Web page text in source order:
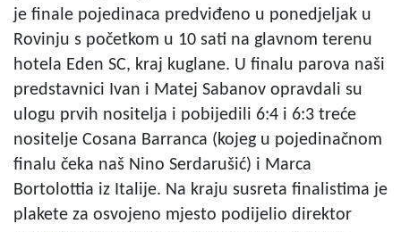
je finale pojedinaca predviđeno u ponedjeljak u
Rovinju s početkom u 10 sati na glavnom terenu
hotela Eden SC, kraj kuglane. U finalu parova naši
predstavnici Ivan i Matej Sabanov opravdali su
ulogu prvih nositelja i pobijedili 6:4 i 6:3 treće
nositelje Cosana Barranca (kojeg u pojedinačnom
finalu čeka naš Nino Serdarušić) i Marca
Bortolottia iz Italije. Na kraju susreta finalistima je
plakete za osvojeno mjesto podijelio direktor